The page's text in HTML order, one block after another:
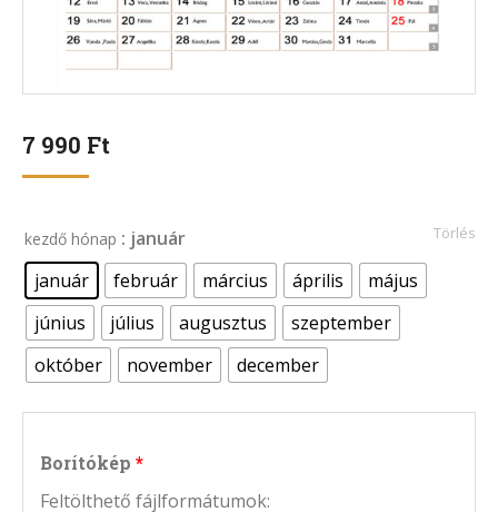
7 990 Ft
kezdő hónap : január
január
február március április
május
június
július augusztus
szeptember
október
november december
Törlés
Borítókép
Feltölthető fájlformátumok: